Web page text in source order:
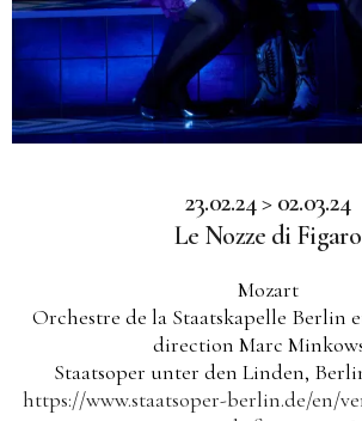
23.02.24 > 02.03.24
Le Nozze di Figaro
Mozart
Orchestre de la Staatskapelle Berlin
direction Marc
Staatsoper unter den Linden,
https://www.staatsoper-berlin.de/en/